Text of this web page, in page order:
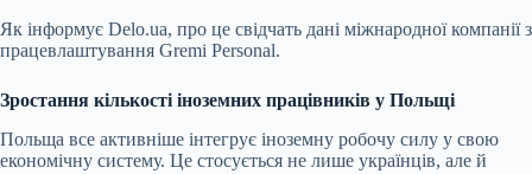
Як інформує Delo.ua, про це свідчать дані міжнародної компанії з
працевлаштування Gremi Personal.
Зростання кількості іноземних працівників у Польщі
Польща все активніше інтегрує іноземну робочу силу у свою
економічну систему. Це стосується не лише українців, але й